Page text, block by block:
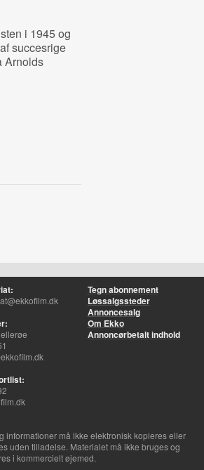
i 1945 og
succesrige
Arnolds
Tegn abonnement
Løssalgssteder
Annoncesalg
Om Ekko
Annoncørbetalt indhold
informationer må ikke elektronisk kopieres eller
uden tilladelse. Materialet må ikke bruges og
i kommercielt øjemed.